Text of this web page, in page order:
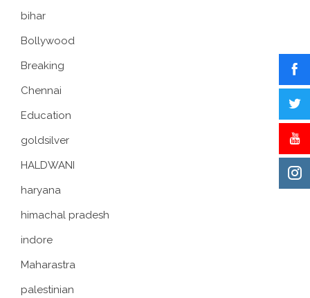
bihar
Bollywood
Breaking
Chennai
Education
goldsilver
HALDWANI
haryana
himachal pradesh
indore
Maharastra
palestinian